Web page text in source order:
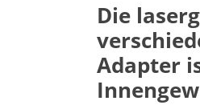
Die
Adapter